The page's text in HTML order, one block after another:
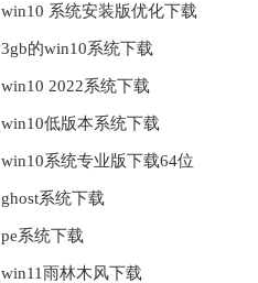
win10 系统安装版优化下载
3gb的win10系统下载
win10 2022系统下载
win10低版本系统下载
win10系统专业版下载64位
ghost系统下载
pe系统下载
win11雨林木风下载